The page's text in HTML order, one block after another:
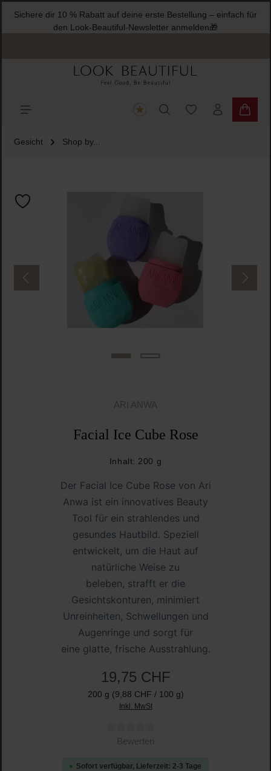
springen
Sichere dir 10 % Rabatt auf deine erste Bestellung – einfach für
den Look-Beautiful-Newsletter anmelden🎁
Du hast 0
Gesicht Shop by...
ARI ANWA
Facial Ice Cube Rose
Inhalt: 200 g
Der Facial Ice Cube Rose von Ari
Anwa ist ein innovatives Beauty
Tool für ein strahlendes und
gesundes Hautbild . Speziell
entwickelt, um die Haut auf
natürliche Weise zu
beleben, strafft er die
Gesichtskonturen, minimiert
Unreinheiten, Schwellungen und
Augenringe und sorgt für
eine glatte, frische Ausstrahlung .
19,75 CHF
200 g (9,88 CHF / 100 g)
Inkl. MwSt
Durchschnittliche Bewertung von 0 von 5 Sternen
Bewerten
Sofort verfügbar, Lieferzeit: 2-3 Tage